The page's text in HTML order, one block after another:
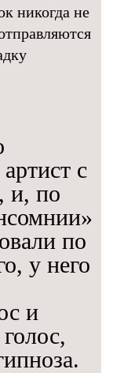
никогда не
с
и, по
по
у него
и